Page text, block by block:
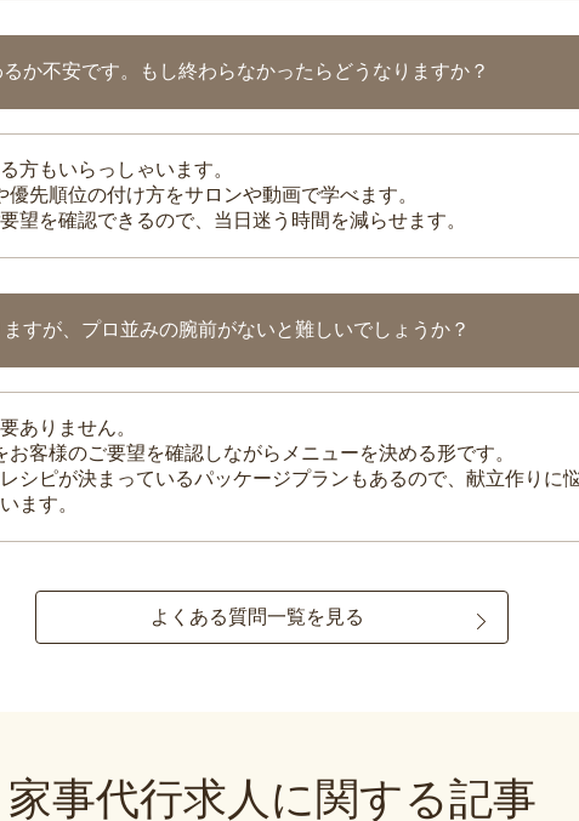
か不安です。もし終わらなかったらどうなりますか？
方もいらっしゃいます。
先順位の付け方をサロンや動画で学べます。
望を確認できるので、当日迷う時間を減らせます。
すが、プロ並みの腕前がないと難しいでしょうか？
ありません。
客様のご要望を確認しながらメニューを決める形です。
シピが決まっているパッケージプランもあるので、献立作りに
ます。
よくある質問一覧を見る
家事代行求人に関する記事